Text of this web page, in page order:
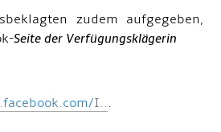
zudem aufgegeben,
Seite der Verfügungsklägerin
I.. .